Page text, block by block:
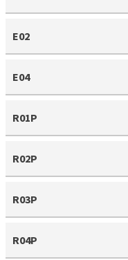
E02
E04
R01P
R02P
R03P
R04P